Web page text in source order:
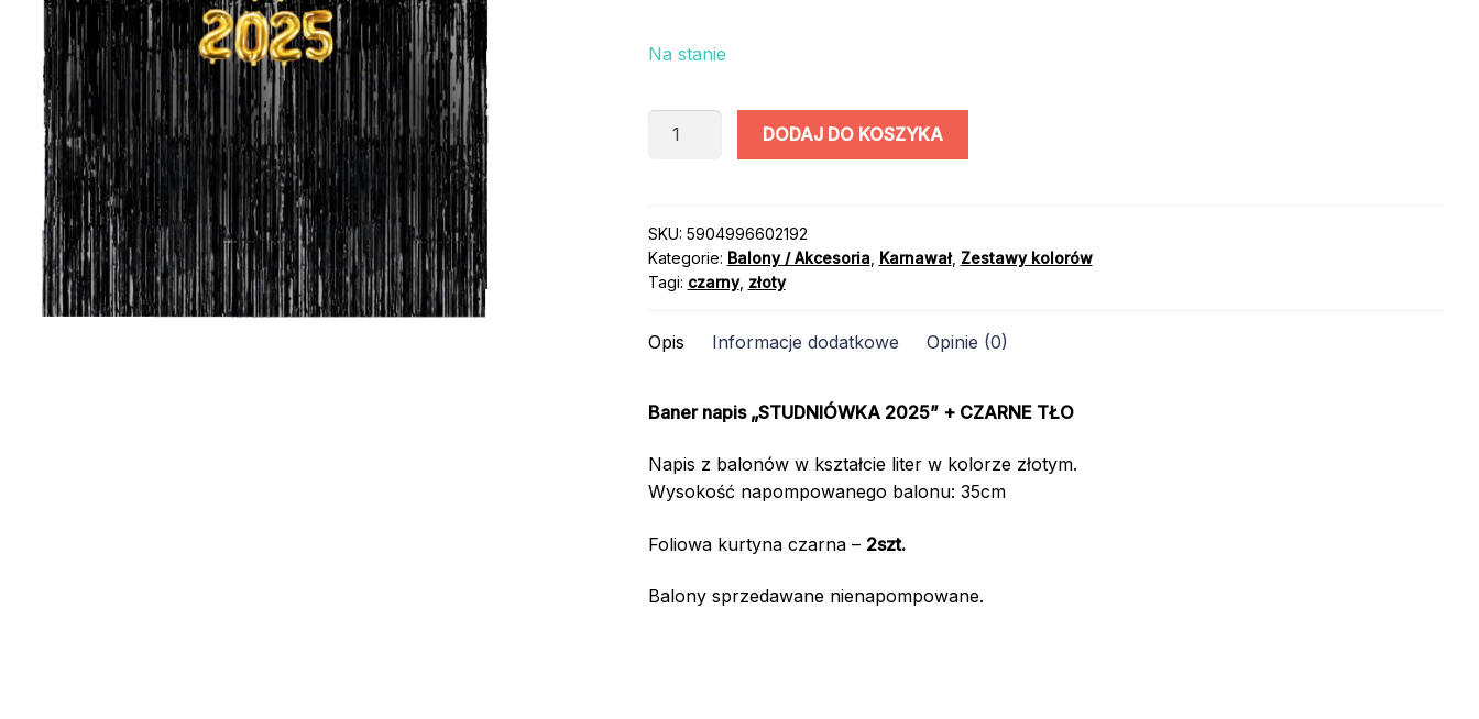
Na stanie
ilość
2025
Z
KURTYNĄ
kolor:
DODAJ DO KOSZYKA
SKU: 5904996602192
Kategorie: Balony / Akcesoria, Karnawał, Zestawy kolorów
Tagi: czarny, złoty
Opis Informacje dodatkowe Opinie (0)
Baner napis „STUDNIÓWKA 2025” + CZARNE TŁO
Napis z balonów w kształcie liter w kolorze złotym.
Wysokość napompowanego balonu: 35cm
Foliowa kurtyna czarna – 2szt.
Balony sprzedawane nienapompowane.